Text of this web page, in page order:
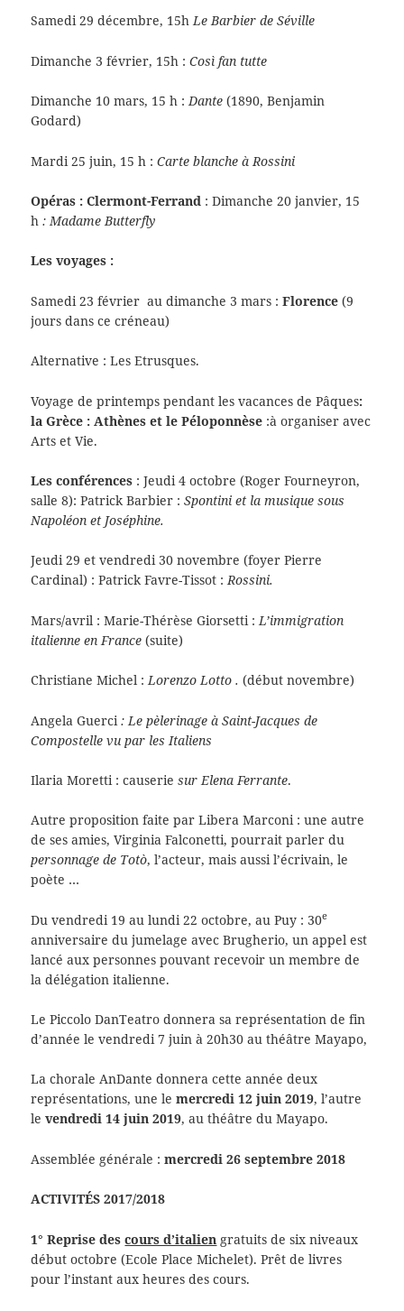
Samedi 29 décembre, 15hLe Barbier de Séville
Dimanche 3 février, 15h :Così fan tutte
Dimanche 10 mars, 15 h :Dante (1890, Benjamin
Godard)
Mardi 25 juin, 15 h :Carte blanche à Rossini
Opéras : Clermont-Ferrand : Dimanche 20 janvier, 15
h:Madame Butterfly
Les voyages :
Samedi 23 février au dimanche 3 mars :Florence (9
jours dans ce créneau)
Alternative : Les Etrusques.
Voyage de printemps pendant les vacances de Pâques:
la Grèce : Athènes et le Péloponnèse :à organiser avec
Arts et Vie.
Les conférences : Jeudi 4 octobre (Roger Fourneyron,
salle 8): Patrick Barbier :Spontini et la musique sous
Napoléon et Joséphine.
Jeudi 29 et vendredi 30 novembre (foyer Pierre
Cardinal) : Patrick Favre-Tissot :Rossini.
Mars/avril : Marie-Thérèse Giorsetti : L’immigration
italienne en France (suite)
Christiane Michel :Lorenzo Lotto .(début novembre)
Angela Guerci: Le pèlerinage à Saint-Jacques de
Compostelle vu par les Italiens
Ilaria Moretti : causeriesur Elena Ferrante.
Autre proposition faite par Libera Marconi : une autre
de ses amies, Virginia Falconetti, pourrait parler du
personnage de Totò, l’acteur, mais aussi l’écrivain, le
poète …
Du vendredi 19 au lundi 22 octobre, au Puy : 30e
anniversaire du jumelage avec Brugherio, un appel est
lancé aux personnes pouvant recevoir un membre de
la délégation italienne.
Le Piccolo DanTeatro donnera sa représentation de fin
d’année le vendredi 7 juin à 20h30 au théâtre Mayapo,
La chorale AnDante donnera cette année deux
représentations, une lemercredi 12 juin 2019, l’autre
levendredi 14 juin 2019, au théâtre du Mayapo.
Assemblée générale :mercredi 26 septembre 2018
ACTIVITÉS 2017/2018
1° Reprise descours d’italien gratuits de six niveaux
début octobre (Ecole Place Michelet). Prêt de livres
pour l’instant aux heures des cours.